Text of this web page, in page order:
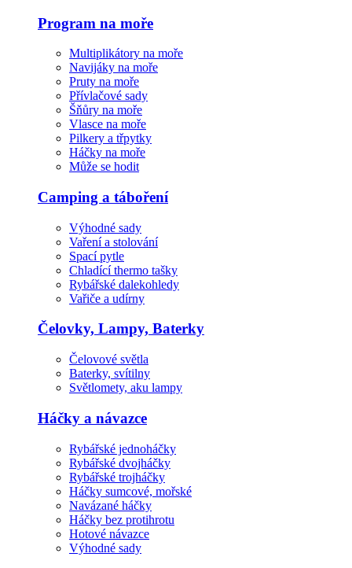
Program na moře
Multiplikátory na moře
Navijáky na moře
Pruty na moře
Přívlačové sady
Šňůry na moře
Vlasce na moře
Pilkery a třpytky
Háčky na moře
Může se hodit
Camping a táboření
Výhodné sady
Vaření a stolování
Spací pytle
Chladící thermo tašky
Rybářské dalekohledy
Vařiče a udírny
Čelovky, Lampy, Baterky
Čelovové světla
Baterky, svítilny
Světlomety, aku lampy
Háčky a návazce
Rybářské jednoháčky
Rybářské dvojháčky
Rybářské trojháčky
Háčky sumcové, mořské
Navázané háčky
Háčky bez protihrotu
Hotové návazce
Výhodné sady